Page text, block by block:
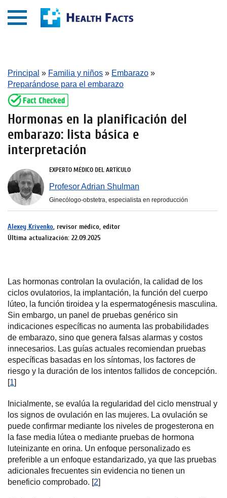
Principal » Familia y niños » Embarazo »
Preparándose para el embarazo
Hormonas en la planificación del
embarazo: lista básica e
interpretación
EXPERTO MÉDICO DEL ARTÍCULO
Profesor Adrian Shulman
Ginecólogo-obstetra, especialista en reproducción
Alexey Krivenko, revisor médico, editor
Última actualización: 22.09.2025
Las hormonas controlan la ovulación, la calidad de los
ciclos ovulatorios, la implantación, la función del cuerpo
lúteo, la función tiroidea y la espermatogénesis masculina.
Sin embargo, un panel de pruebas genérico sin
indicaciones específicas no aumenta las probabilidades
de embarazo, sino que genera falsas alarmas y costos
innecesarios. Las guías actuales recomiendan pruebas
específicas basadas en los síntomas, los factores de
riesgo y la duración de los intentos fallidos de concepción.
[1]
Inicialmente, se evalúa la regularidad del ciclo menstrual y
los signos de ovulación en las mujeres. La ovulación se
puede confirmar mediante los niveles de progesterona en
la fase media lútea o mediante pruebas de hormona
luteinizante en orina. Un enfoque personalizado es
preferible a un enfoque estandarizado, ya que las pruebas
adicionales frecuentes sin evidencia no tienen un
beneficio comprobado. [2]